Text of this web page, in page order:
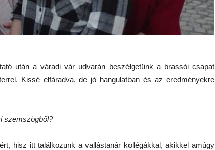
után a váradi vár udvarán beszélgetünk a brassói csapat
Kissé elfáradva, de jó hangulatban és az eredményekre
szemszögből?
hisz itt találkozunk a vallástanár kollégákkal, akikkel amúgy